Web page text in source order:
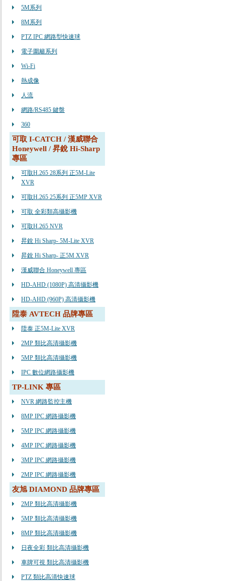
5M系列
8M系列
PTZ IPC 網路型快速球
電子圍籬系列
Wi-Fi
熱成像
人流
網路/RS485 鍵盤
360
可取 I-CATCH / 漢威聯合
Honeywell / 昇銳 Hi-Sharp
專區
可取H.265 28系列 正5M-Lite
XVR
可取H.265 25系列 正5MP XVR
可取 全彩類高攝影機
可取H.265 NVR
昇銳 Hi Sharp- 5M-Lite XVR
昇銳 Hi Sharp- 正5M XVR
漢威聯合 Honeywell 專區
HD-AHD (1080P) 高清攝影機
HD-AHD (960P) 高清攝影機
陞泰 AVTECH 品牌專區
陞泰 正5M-Lite XVR
2MP 類比高清攝影機
5MP 類比高清攝影機
IPC 數位網路攝影機
TP-LINK 專區
NVR 網路監控主機
8MP IPC 網路攝影機
5MP IPC 網路攝影機
4MP IPC 網路攝影機
3MP IPC 網路攝影機
2MP IPC 網路攝影機
友旭 DIAMOND 品牌專區
2MP 類比高清攝影機
5MP 類比高清攝影機
8MP 類比高清攝影機
日夜全彩 類比高清攝影機
車牌可視 類比高清攝影機
PTZ 類比高清快速球